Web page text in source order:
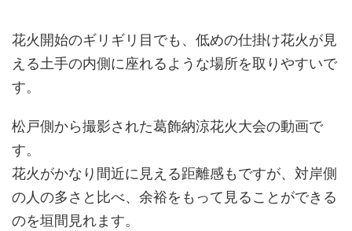
花火開始のギリギリ目でも、低めの仕掛け花火が見
える土手の内側に座れるような場所を取りやすいで
す。
松戸側から撮影された葛飾納涼花火大会の動画で
す。
花火がかなり間近に見える距離感もですが、対岸側
の人の多さと比べ、余裕をもって見ることができる
のを垣間見れます。